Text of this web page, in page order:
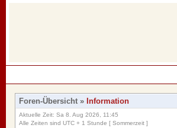
Foren-Übersicht » Information
Aktuelle Zeit: Sa 8. Aug 2026, 11:45
Alle Zeiten sind UTC + 1 Stunde [ Sommerzeit ]